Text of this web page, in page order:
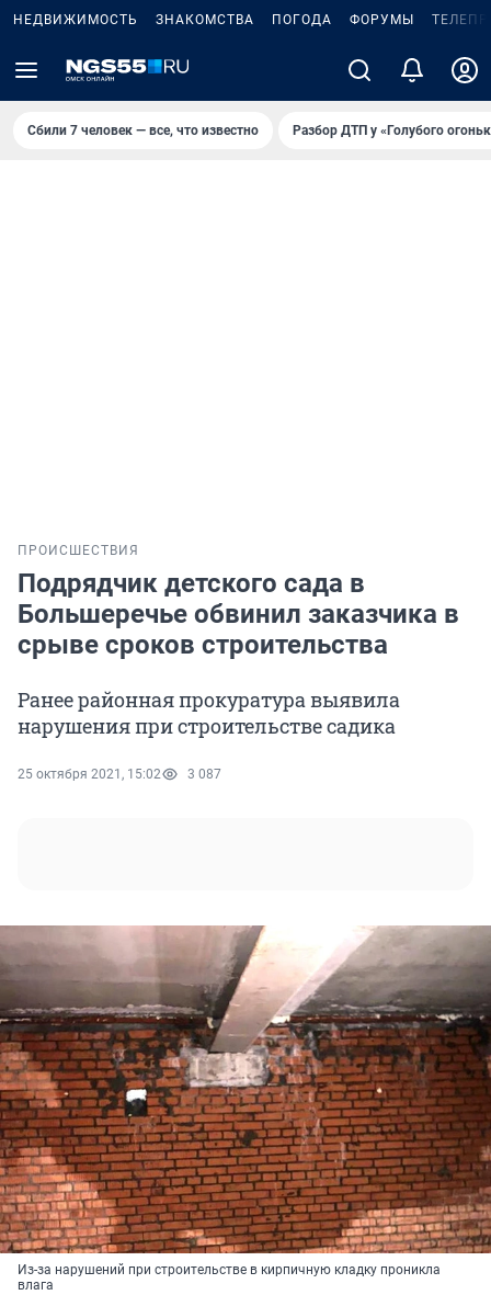
НЕДВИЖИМОСТЬ ЗНАКОМСТВА ПОГОДА ФОРУМЫ
Сбили 7 человек — все, что известно Разбор ДТП у «Голубого
ПРОИСШЕСТВИЯ
Подрядчик детского сада в
Большеречье обвинил заказчика в
срыве сроков строительства
Ранее районная прокуратура выявила
нарушения при строительстве садика
25 октября 2021, 15:02 3 087
Из-за нарушений при строительстве в кирпичную кладку проникла
влага